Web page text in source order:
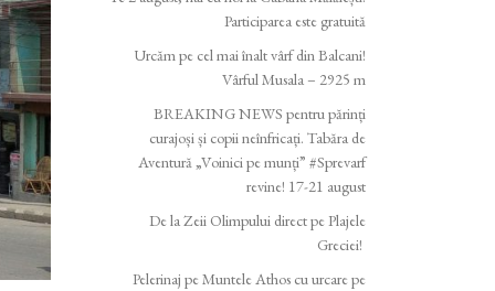
Participarea este gratuită
Urcăm pe cel mai înalt vârf din Balcani!
Vârful Musala – 2925 m
BREAKING NEWS pentru părinți
curajoși și copii neînfricați. Tabăra de
Aventură „Voinici pe munți” #Sprevarf
revine! 17-21 august
De la Zeii Olimpului direct pe Plajele
Greciei!
Pelerinaj pe Muntele Athos cu urcare pe